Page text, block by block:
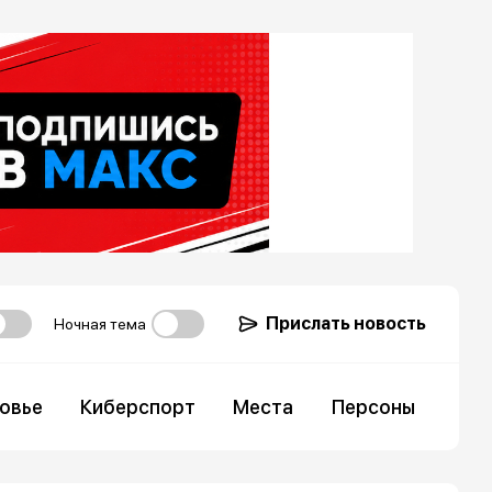
Ночная тема Прислать новость
Киберспорт Места Персоны